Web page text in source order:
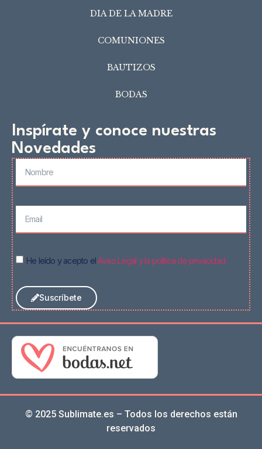
DIA DE LA MADRE
COMUNIONES
BAUTIZOS
BODAS
Inspírate y conoce nuestras
Novedades
He leído y acepto elAviso Legal y la política de privacidad
Suscríbete
© 2025 Sublimate.es – Todos los derechos están
reservados